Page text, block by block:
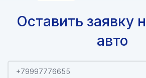
Оставить заявку
авто